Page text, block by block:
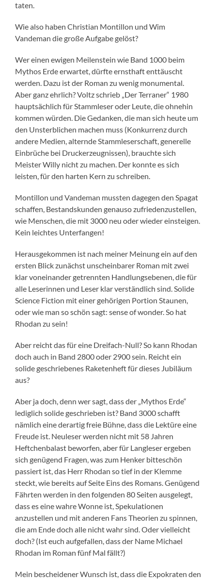
taten.
Wie also haben Christian Montillon und Wim
Vandeman die große Aufgabe gelöst?
Wer einen ewigen Meilenstein wie Band 1000 beim
Mythos Erde erwartet, dürfte ernsthaft enttäuscht
werden. Dazu ist der Roman zu wenig monumental.
Aber ganz ehrlich? Voltz schrieb „Der Terraner“ 1980
hauptsächlich für Stammleser oder Leute, die ohnehin
kommen würden. Die Gedanken, die man sich heute um
den Unsterblichen machen muss (Konkurrenz durch
andere Medien, alternde Stammleserschaft, generelle
Einbrüche bei Druckerzeugnissen), brauchte sich
Meister Willy nicht zu machen. Der konnte es sich
leisten, für den harten Kern zu schreiben.
Montillon und Vandeman mussten dagegen den Spagat
schaffen, Bestandskunden genauso zufriedenzustellen,
wie Menschen, die mit 3000 neu oder wieder einsteigen.
Kein leichtes Unterfangen!
Herausgekommen ist nach meiner Meinung ein auf den
ersten Blick zunächst unscheinbarer Roman mit zwei
klar voneinander getrennten Handlungsebenen, die für
alle Leserinnen und Leser klar verständlich sind. Solide
Science Fiction mit einer gehörigen Portion Staunen,
oder wie man so schön sagt: sense of wonder. So hat
Rhodan zu sein!
Aber reicht das für eine Dreifach-Null? So kann Rhodan
doch auch in Band 2800 oder 2900 sein. Reicht ein
solide geschriebenes Raketenheft für dieses Jubiläum
aus?
Aber ja doch, denn wer sagt, dass der „Mythos Erde“
lediglich solide geschrieben ist? Band 3000 schafft
nämlich eine derartig freie Bühne, dass die Lektüre eine
Freude ist. Neuleser werden nicht mit 58 Jahren
Heftchenbalast beworfen, aber für Langleser ergeben
sich genügend Fragen, was zum Henker bitteschön
passiert ist, das Herr Rhodan so tief in der Klemme
steckt, wie bereits auf Seite Eins des Romans. Genügend
Fährten werden in den folgenden 80 Seiten ausgelegt,
dass es eine wahre Wonne ist, Spekulationen
anzustellen und mit anderen Fans Theorien zu spinnen,
die am Ende doch alle nicht wahr sind. Oder vielleicht
doch? (Ist euch aufgefallen, dass der Name Michael
Rhodan im Roman fünf Mal fällt?)
Mein bescheidener Wunsch ist, dass die Expokraten den